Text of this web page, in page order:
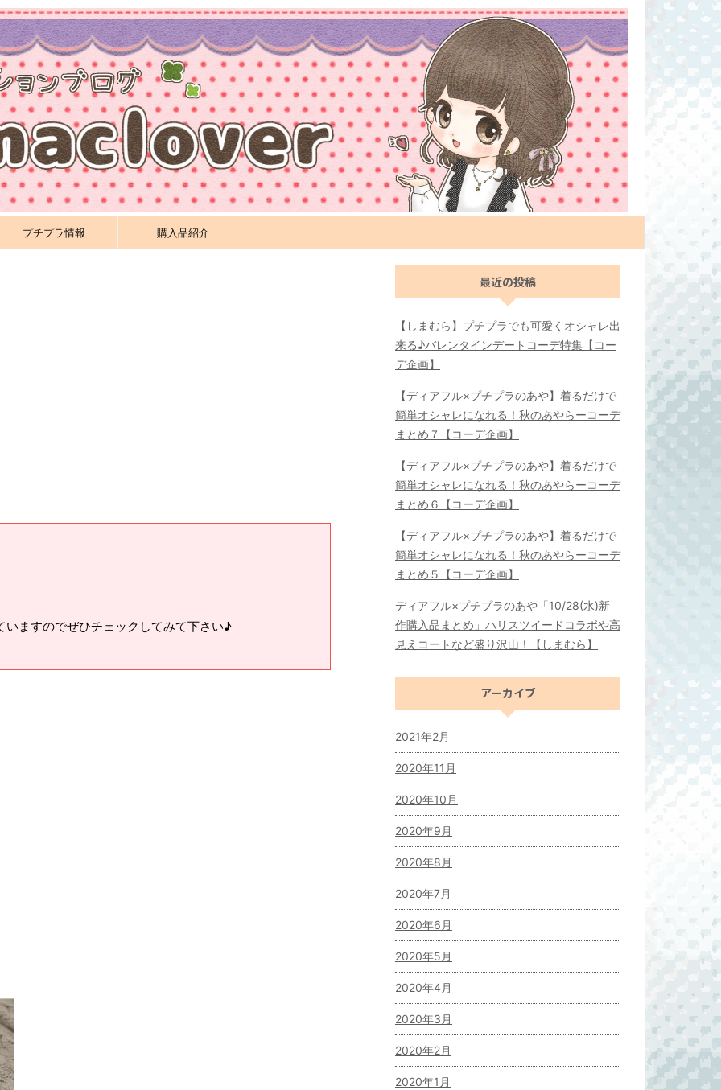
プチプラ情報 購入品紹介
ますのでぜひチェックしてみて下さい♪
最近の投稿
【しまむら】プチプラでも可愛くオシャレ出
来る♪バレンタインデートコーデ特集【コー
デ企画】
【ディアフル×プチプラのあや】着るだけで
簡単オシャレになれる！秋のあやらーコーデ
まとめ７【コーデ企画】
【ディアフル×プチプラのあや】着るだけで
簡単オシャレになれる！秋のあやらーコーデ
まとめ６【コーデ企画】
【ディアフル×プチプラのあや】着るだけで
簡単オシャレになれる！秋のあやらーコーデ
まとめ５【コーデ企画】
ディアフル×プチプラのあや「10/28(水)新
作購入品まとめ」ハリスツイードコラボや高
見えコートなど盛り沢山！【しまむら】
アーカイブ
2021年2月
2020年11月
2020年10月
2020年9月
2020年8月
2020年7月
2020年6月
2020年5月
2020年4月
2020年3月
2020年2月
2020年1月